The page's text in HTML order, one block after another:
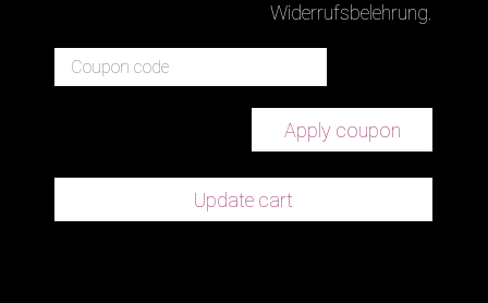
quantity
Widerrufsbelehrung
Coupon:
Apply coupon
Update cart